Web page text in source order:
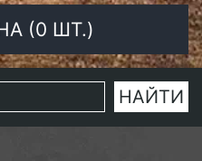
(0 ШТ.)